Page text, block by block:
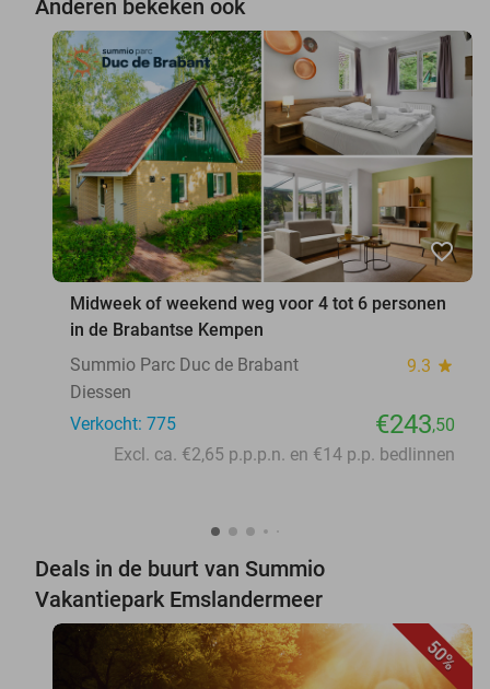
Anderen bekeken ook
favorite_border
Midweek of weekend weg voor 4 tot 6 personen
in de Brabantse Kempen
Summio Parc Duc de Brabant
9.3 star
Diessen
Verkocht: 775
€243,50
Excl. ca. €2,65 p.p.p.n. en €14 p.p. bedlinnen
Deals in de buurt van Summio
Vakantiepark Emslandermeer
50%